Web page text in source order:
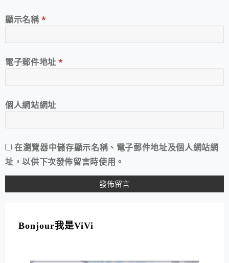
顯示名稱*
電子郵件地址*
個人網站網址
在瀏覽器中儲存顯示名稱、電子郵件地址及個人網站網
址，以供下次發佈留言時使用。
Bonjour我是ViVi